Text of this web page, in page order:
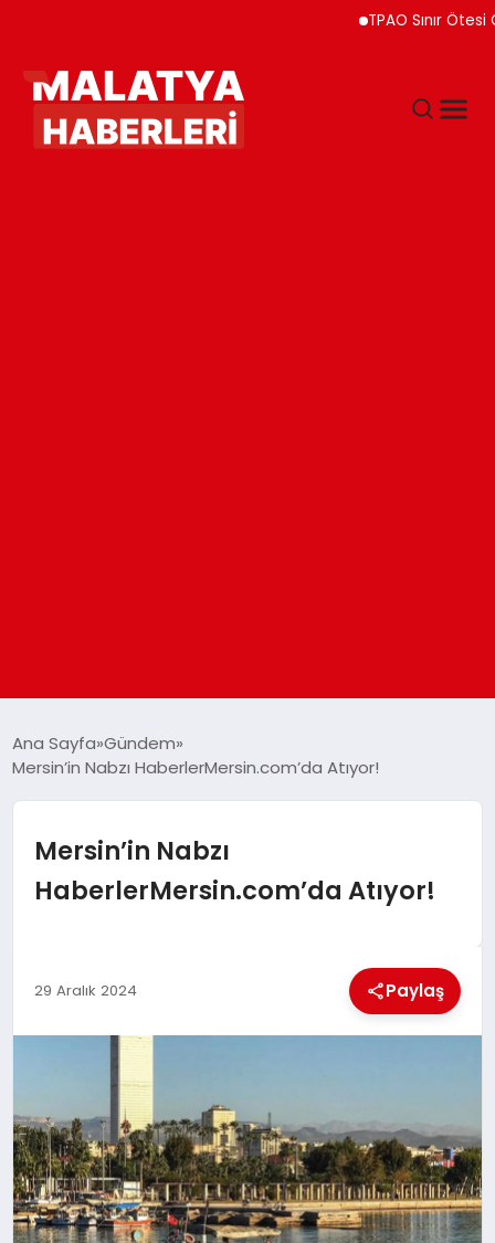
TPAO Sınır Ötesi
DÜNYA
EKONOMI
SAĞLIK
SIYASET
Ana Sayfa Gündem
Mersin’in Nabzı HaberlerMersin.com’da Atıyor!
Mersin’in Nabzı
HaberlerMersin.com’da Atıyor!
29 Aralık 2024 Paylaş